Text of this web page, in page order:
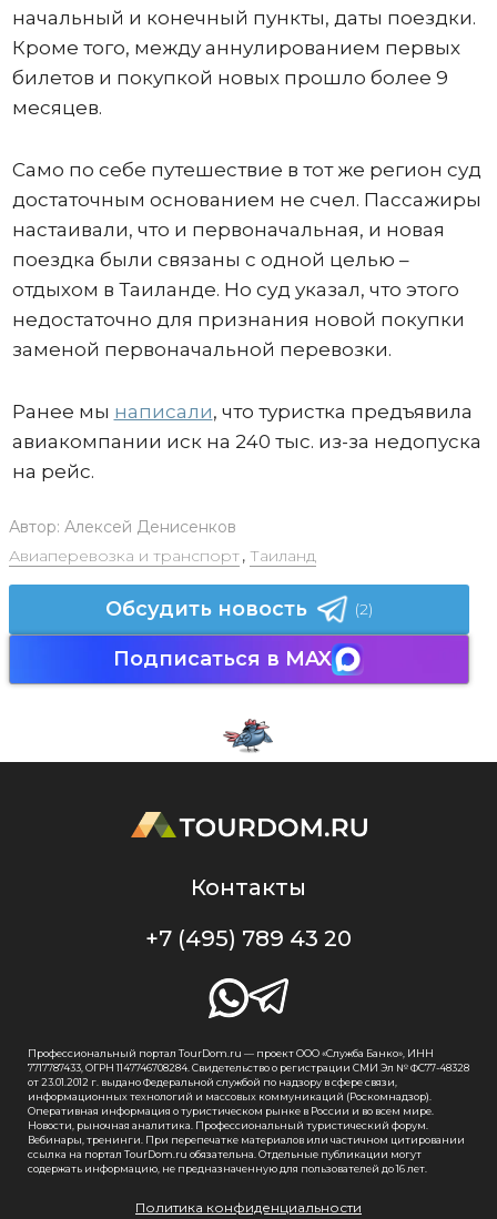
начальный и конечный пункты, даты поездки.
Кроме того, между аннулированием первых
билетов и покупкой новых прошло более 9
месяцев.
Само по себе путешествие в тот же регион суд
достаточным основанием не счел. Пассажиры
настаивали, что и первоначальная, и новая
поездка были связаны с одной целью –
отдыхом в Таиланде. Но суд указал, что этого
недостаточно для признания новой покупки
заменой первоначальной перевозки.
Ранее мы написали, что туристка предъявила
авиакомпании иск на 240 тыс. из-за недопуска
на рейс.
Автор: Алексей Денисенков
Авиаперевозка и транспорт, Таиланд
Обсудить новость (2)
Подписаться в MAX
Контакты
+7 (495) 789 43 20
Профессиональный портал TourDom.ru — проект ООО «Служба Банко», ИНН
7717787433, ОГРН 1147746708284. Свидетельство о регистрации СМИ Эл № ФС77-48328
от 23.01.2012 г. выдано Федеральной службой по надзору в сфере связи,
информационных технологий и массовых коммуникаций (Роскомнадзор).
Оперативная информация о туристическом рынке в России и во всем мире.
Новости, рыночная аналитика. Профессиональный туристический форум.
Вебинары, тренинги. При перепечатке материалов или частичном цитировании
ссылка на портал TourDom.ru обязательна. Отдельные публикации могут
содержать информацию, не предназначенную для пользователей до 16 лет.
Политика конфиденциальности